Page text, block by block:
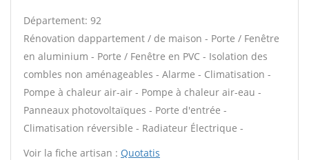
Département: 92
Rénovation dappartement / de maison - Porte / Fenêtre
en aluminium - Porte / Fenêtre en PVC - Isolation des
combles non aménageables - Alarme - Climatisation -
Pompe à chaleur air-air - Pompe à chaleur air-eau -
Panneaux photovoltaïques - Porte d'entrée -
Climatisation réversible - Radiateur Électrique -
Voir la fiche artisan : Quotatis